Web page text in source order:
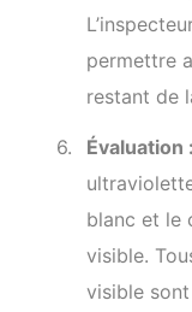
permettre
restant de
Évaluation :
blanc et le
visible.
visible sont